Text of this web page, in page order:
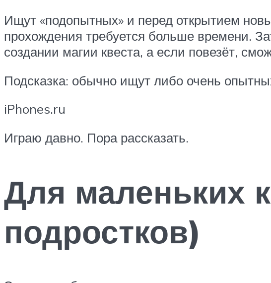
Ищут «подопытных» и перед открытием
прохождения требуется больше времени.
создании магии квеста, а если повезёт,
Подсказка: обычно ищут либо очень
iPhones.ru
Играю давно. Пора рассказать.
Для маленьких
подростков)